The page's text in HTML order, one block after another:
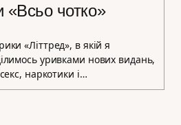
«Всьо чотко»
«Літтред», в якій я
уривками нових видань,
наркотики і…